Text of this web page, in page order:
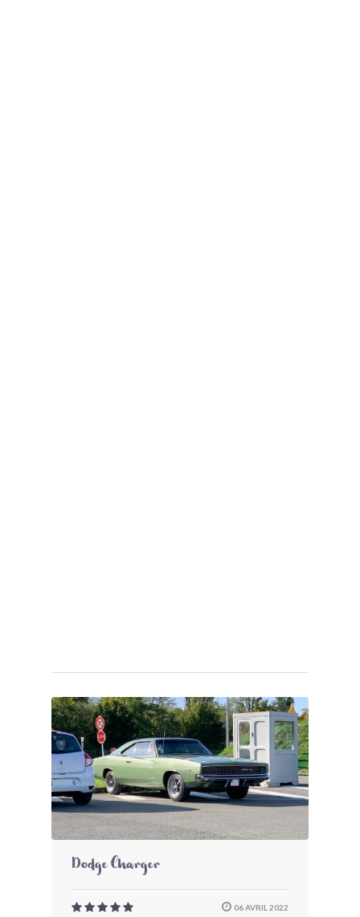
Dodge Charger
06 AVRIL 2022